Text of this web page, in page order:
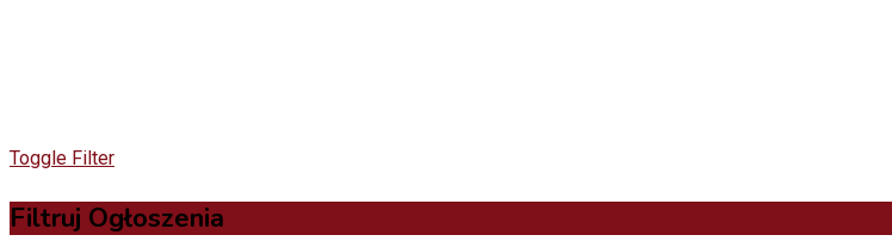
Toggle Filter
Filtruj Ogłoszenia